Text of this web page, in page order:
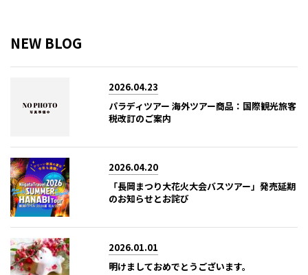
NEW BLOG
2026.04.23
パラディツアー 海外ツアー商品：国際観光旅客
税改訂のご案内
2026.04.20
「長岡まつり大花火大会バスツアー」発売延期
のお知らせとお詫び
2026.01.01
明けましておめでとうございます。